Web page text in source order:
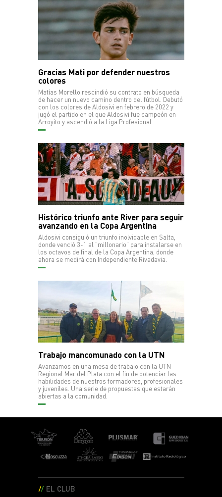
Gracias Mati por defender nuestros
colores
Matías Morello rescindió su contrato en búsqueda
de hacer un nuevo camino dentro del fútbol. Debutó
con los colores de Aldosivi en febrero de 2022 y
jugó el partido en el que Aldosivi fue campeón en
Arroyito y ascendió a la Liga Profesional.
Histórico triunfo ante River para seguir
avanzando en la Copa Argentina
Aldosivi consiguió un triunfo inolvidable en Salta,
donde venció 3-1 al "millonario" para instalarse en
los octavos de final de la Copa Argentina, donde
ahora se medirá con Independiente Rivadavia.
Trabajo mancomunado con la UTN
Avanzamos en una mesa de trabajo con la UTN
Regional Mar del Plata con el fin de potenciar las
habilidades de nuestros formadores, profesionales
y juveniles. Una serie de propuestas que estarán
abiertas a la comunidad.
EL CLUB